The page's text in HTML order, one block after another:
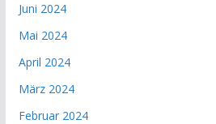
Juni 2024
Mai 2024
April 2024
März 2024
Februar 2024